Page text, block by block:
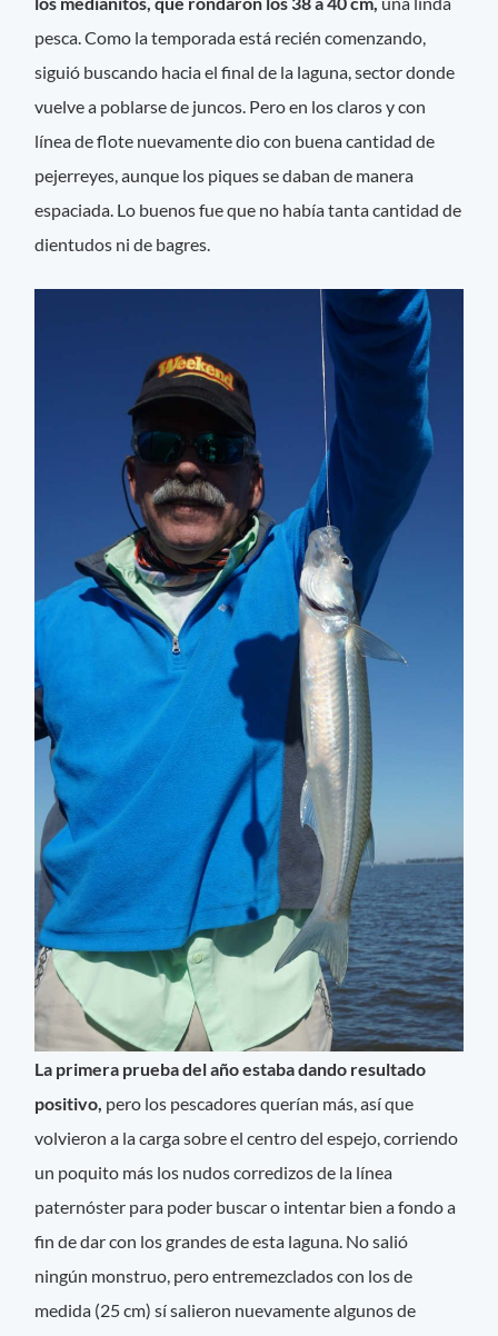
pesca. Como la temporada está recién comenzando,
siguió buscando hacia el final de la laguna, sector donde
vuelve a poblarse de juncos. Pero en los claros y con
línea de flote nuevamente dio con buena cantidad de
pejerreyes, aunque los piques se daban de manera
espaciada. Lo buenos fue que no había tanta cantidad de
dientudos ni de bagres.
La primera prueba del año estaba dando resultado
positivo, pero los pescadores querían más, así que
volvieron a la carga sobre el centro del espejo, corriendo
un poquito más los nudos corredizos de la línea
paternóster para poder buscar o intentar bien a fondo a
fin de dar con los grandes de esta laguna. No salió
ningún monstruo, pero entremezclados con los de
medida (25 cm) sí salieron nuevamente algunos de